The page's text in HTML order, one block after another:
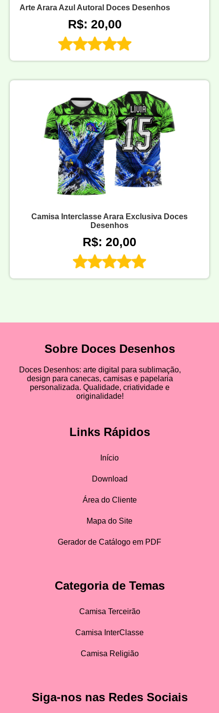
Arte Arara Azul Autoral Doces Desenhos
R$: 20,00
Camisa Interclasse Arara Exclusiva Doces
Desenhos
R$: 20,00
Sobre Doces Desenhos
Doces Desenhos: arte digital para sublimação,
design para canecas, camisas e papelaria
personalizada. Qualidade, criatividade e
originalidade!
Links Rápidos
Início
Download
Área do Cliente
Mapa do Site
Gerador de Catálogo em PDF
Categoria de Temas
Camisa Terceirão
Camisa InterClasse
Camisa Religião
Siga-nos nas Redes Sociais